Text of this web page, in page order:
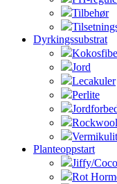
Tilbehør
Dyrkingssubstrat
Jord
Lecakuler
Perlite
Rockwool
Planteoppstart
Jiffy/
Rot